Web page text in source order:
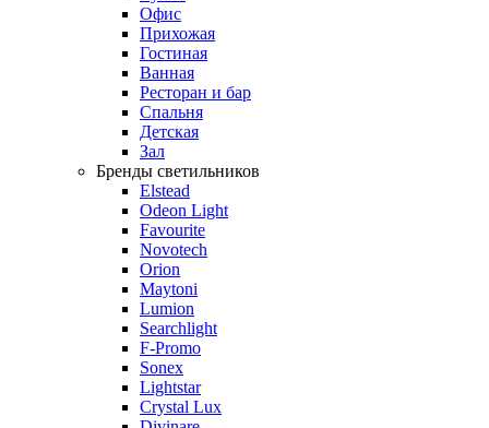
Офис
Прихожая
Гостиная
Ванная
Ресторан и бар
Спальня
Детская
Зал
Бренды светильников
Elstead
Odeon Light
Favourite
Novotech
Orion
Maytoni
Lumion
Searchlight
F-Promo
Sonex
Lightstar
Crystal Lux